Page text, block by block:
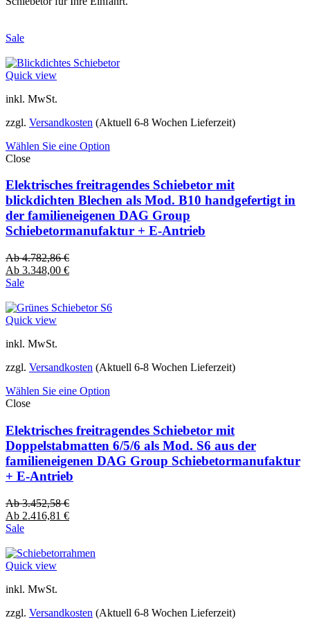
Sale
Quick view
inkl. MwSt.
zzgl. Versandkosten (Aktuell 6-8 Wochen Lieferzeit)
Wählen Sie eine Option
Close
Elektrisches freitragendes Schiebetor mit
blickdichten Blechen als Mod. B10 handgefertigt in
der familieneigenen DAG Group
Schiebetormanufaktur + E-Antrieb
Ab4.782,86€
Ab 3.348,00 €
Sale
Quick view
inkl. MwSt.
zzgl. Versandkosten (Aktuell 6-8 Wochen Lieferzeit)
Wählen Sie eine Option
Close
Elektrisches freitragendes Schiebetor mit
Doppelstabmatten 6/5/6 als Mod. S6 aus der
familieneigenen DAG Group Schiebetormanufaktur
+ E-Antrieb
Ab3.452,58€
Ab 2.416,81 €
Sale
Quick view
inkl. MwSt.
zzgl. Versandkosten (Aktuell 6-8 Wochen Lieferzeit)